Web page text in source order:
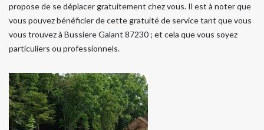
propose de se déplacer gratuitement chez vous. Il est à noter que
vous pouvez bénéficier de cette gratuité de service tant que vous
vous trouvez à Bussiere Galant 87230 ; et cela que vous soyez
particuliers ou professionnels.